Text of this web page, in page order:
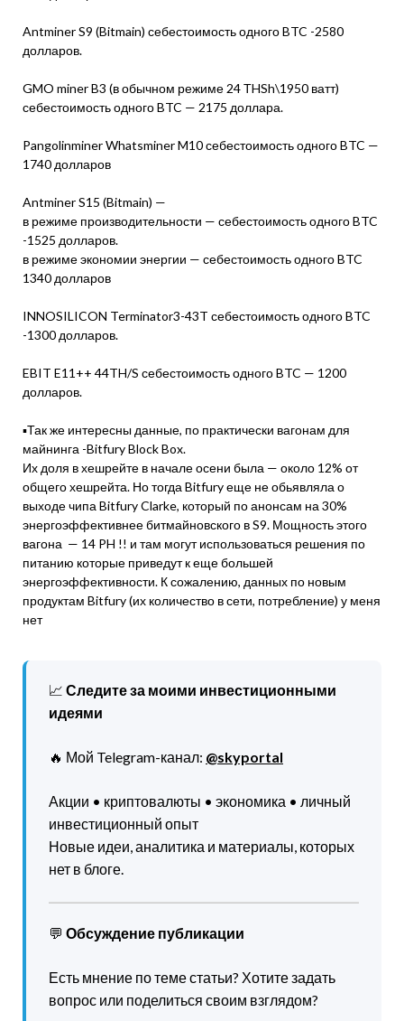
Antminer S9 (Bitmain) себестоимость одного BTC -2580
долларов.
GMO miner B3 (в обычном режиме 24 ТHSh\1950 ватт)
себестоимость одного BTC — 2175 доллара.
Pangolinminer Whatsminer M10 себестоимость одного BTC —
1740 долларов
Antminer S15 (Bitmain) —
в режиме производительности — себестоимость одного BTC
-1525 долларов.
в режиме экономии энергии — себестоимость одного BTC
1340 долларов
INNOSILICON Terminator3-43T себестоимость одного BTC
-1300 долларов.
EBIT E11++ 44TH/S себестоимость одного BTC — 1200
долларов.
▪️Так же интересны данные, по практически вагонам для
майнинга -Bitfury Block Box.
Их доля в хешрейте в начале осени была — около 12% от
общего хешрейта. Но тогда Bitfury еще не обьявляла о
выходе чипа Bitfury Clarke, который по анонсам на 30%
энергоэффективнее битмайновского в S9. Мощность этого
вагона — 14 PH !! и там могут использоваться решения по
питанию которые приведут к еще большей
энергоэффективности. К сожалению, данных по новым
продуктам Bitfury (их количество в сети, потребление) у меня
нет
📈 Следите за моими инвестиционными
идеями
🔥 Мой Telegram-канал: @skyportal
Акции • криптовалюты • экономика • личный
инвестиционный опыт
Новые идеи, аналитика и материалы, которых
нет в блоге.
💬 Обсуждение публикации
Есть мнение по теме статьи? Хотите задать
вопрос или поделиться своим взглядом?